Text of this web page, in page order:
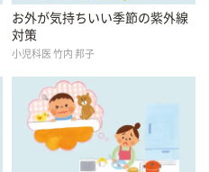
お外が気持ちいい季節の紫外線
対策
小児科医 竹内 邦子